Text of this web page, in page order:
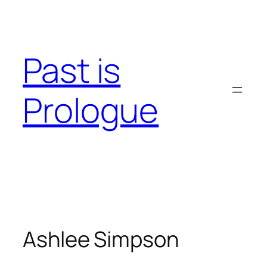
Past is
Prologue
Ashlee Simpson